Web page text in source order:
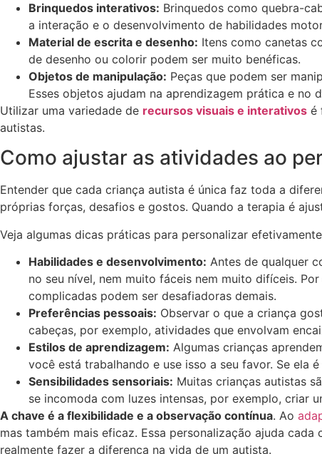
Brinquedos interativos: Brinquedos como quebra-
a interação e o desenvolvimento de habilidades
Material de escrita e desenho: Itens como canetas
de desenho ou colorir podem ser muito benéficas.
Objetos de manipulação: Peças que podem ser
Esses objetos ajudam na aprendizagem prática e no
Utilizar uma variedade de recursos visuais e interativos é
autistas.
Como ajustar as atividades ao
Entender que cada criança autista é única faz toda a
próprias forças, desafios e gostos. Quando a terapia é
Veja algumas dicas práticas para personalizar
Habilidades e desenvolvimento: Antes de qualquer
no seu nível, nem muito fáceis nem muito difíceis.
complicadas podem ser desafiadoras demais.
Preferências pessoais: Observar o que a criança
cabeças, por exemplo, atividades que envolvam
Estilos de aprendizagem: Algumas crianças
você está trabalhando e use isso a seu favor. Se ela
Sensibilidades sensoriais: Muitas crianças autistas
se incomoda com luzes intensas, por exemplo, criar
A chave é a flexibilidade e a observação contínua. Ao
mas também mais eficaz. Essa personalização ajuda
realmente fazer a diferença na vida de um autista.